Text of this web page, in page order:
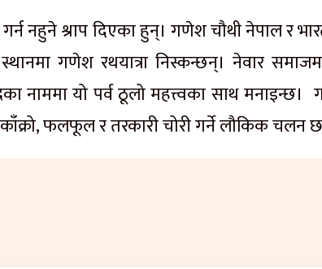
नहुने श्राप दिएका हुन्। गणेश चौथी नेपाल र
स्थानमा गणेश रथयात्रा निस्कन्छन्। नेवार
नाममा यो पर्व ठूलो महत्त्वका साथ
फलफूल र तरकारी चोरी गर्ने लौकिक चलन